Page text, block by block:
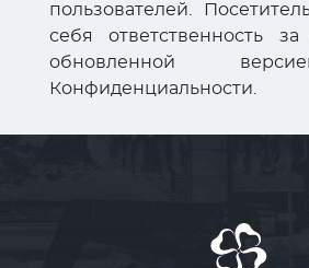
пользователей.
себя ответственность
обновленной
Конфиденциальности.